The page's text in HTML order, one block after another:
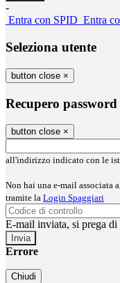
-
Entra con SPID Entra
Seleziona utente
button close ×
Recupero password
button close ×
all'indirizzo indicato con le
Non hai una e-mail associata
tramite la Login Spaggiari
E-mail inviata, si prega di
Errore
Chiudi